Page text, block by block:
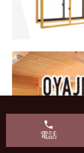
phone
電話